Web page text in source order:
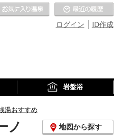
ID作成
ログイン
お気に入りの温泉
岩盤浴
湯おすすめ
ノ
地図から探す